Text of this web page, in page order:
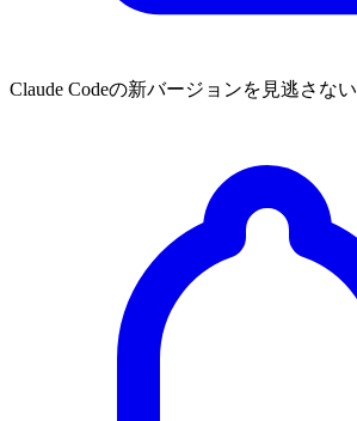
Claude Codeの新バージョンを見逃さない